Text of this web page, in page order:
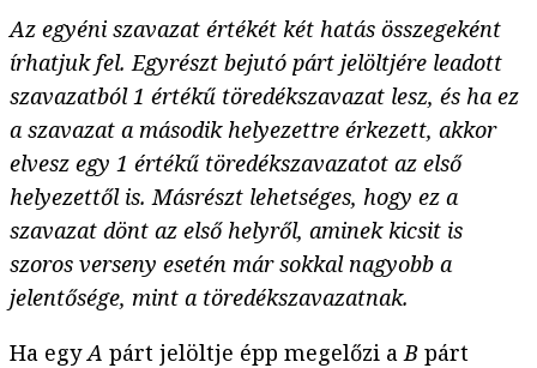
Az egyéni szavazat értékét két hatás összegeként
írhatjuk fel. Egyrészt bejutó párt jelöltjére leadott
szavazatból 1 értékű töredékszavazat lesz, és ha ez
a szavazat a második helyezettre érkezett, akkor
elvesz egy 1 értékű töredékszavazatot az első
helyezettől is. Másrészt lehetséges, hogy ez a
szavazat dönt az első helyről, aminek kicsit is
szoros verseny esetén már sokkal nagyobb a
jelentősége, mint a töredékszavazatnak.
Ha egyA párt jelöltje épp megelőzi aB párt